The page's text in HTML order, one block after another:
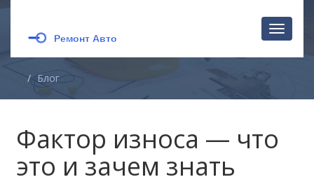
Блог
Фактор износа — что
это и зачем знать